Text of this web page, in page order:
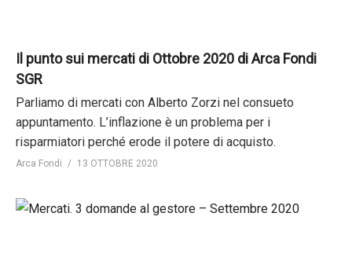
Il punto sui mercati di Ottobre 2020 di Arca Fondi
SGR
Parliamo di mercati con Alberto Zorzi nel consueto
appuntamento. L’inflazione è un problema per i
risparmiatori perché erode il potere di acquisto.
Arca Fondi 13 OTTOBRE 2020